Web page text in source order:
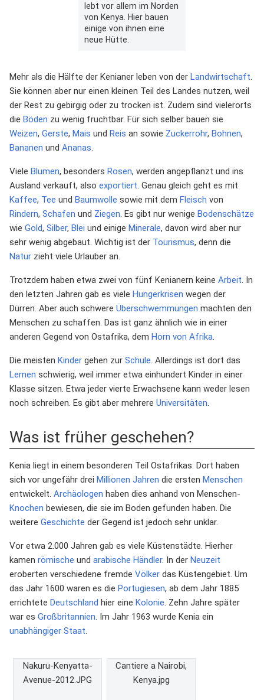
lebt vor allem im Norden
von Kenya. Hier bauen
einige von ihnen eine
neue Hütte.
Mehr als die Hälfte der Kenianer leben von der Landwirtschaft.
Sie können aber nur einen kleinen Teil des Landes nutzen, weil
der Rest zu gebirgig oder zu trocken ist. Zudem sind vielerorts
die Böden zu wenig fruchtbar. Für sich selber bauen sie
Weizen, Gerste, Mais und Reis an sowie Zuckerrohr, Bohnen,
Bananen und Ananas.
Viele Blumen, besonders Rosen, werden angepflanzt und ins
Ausland verkauft, also exportiert. Genau gleich geht es mit
Kaffee, Tee und Baumwolle sowie mit dem Fleisch von
Rindern, Schafen und Ziegen. Es gibt nur wenige Bodenschätze
wie Gold, Silber, Blei und einige Minerale, davon wird aber nur
sehr wenig abgebaut. Wichtig ist der Tourismus, denn die
Natur zieht viele Urlauber an.
Trotzdem haben etwa zwei von fünf Kenianern keine Arbeit. In
den letzten Jahren gab es viele Hungerkrisen wegen der
Dürren. Aber auch schwere Überschwemmungen machten den
Menschen zu schaffen. Das ist ganz ähnlich wie in einer
anderen Gegend von Ostafrika, dem Horn von Afrika.
Die meisten Kinder gehen zur Schule. Allerdings ist dort das
Lernen schwierig, weil immer etwa einhundert Kinder in einer
Klasse sitzen. Etwa jeder vierte Erwachsene kann weder lesen
noch schreiben. Es gibt aber mehrere Universitäten.
Was ist früher geschehen?
Kenia liegt in einem besonderen Teil Ostafrikas: Dort haben
sich vor ungefähr drei Millionen Jahren die ersten Menschen
entwickelt. Archäologen haben dies anhand von Menschen-
Knochen bewiesen, die sie im Boden gefunden haben. Die
weitere Geschichte der Gegend ist jedoch sehr unklar.
Vor etwa 2.000 Jahren gab es viele Küstenstädte. Hierher
kamen römische und arabische Händler. In der Neuzeit
eroberten verschiedene fremde Völker das Küstengebiet. Um
das Jahr 1600 waren es die Portugiesen, ab dem Jahr 1885
errichtete Deutschland hier eine Kolonie. Zehn Jahre später
war es Großbritannien. Im Jahr 1963 wurde Kenia ein
unabhängiger Staat.
Nakuru-Kenyatta-
Avenue-2012.JPG
Cantiere a Nairobi,
Kenya.jpg